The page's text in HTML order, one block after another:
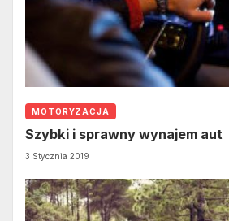
MOTORYZACJA
Szybki i sprawny wynajem aut
3 Stycznia 2019